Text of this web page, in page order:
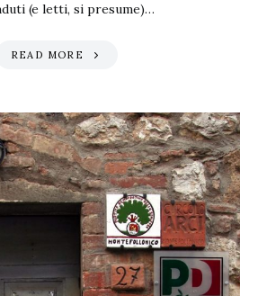
(e letti, si presume)…
READ MORE